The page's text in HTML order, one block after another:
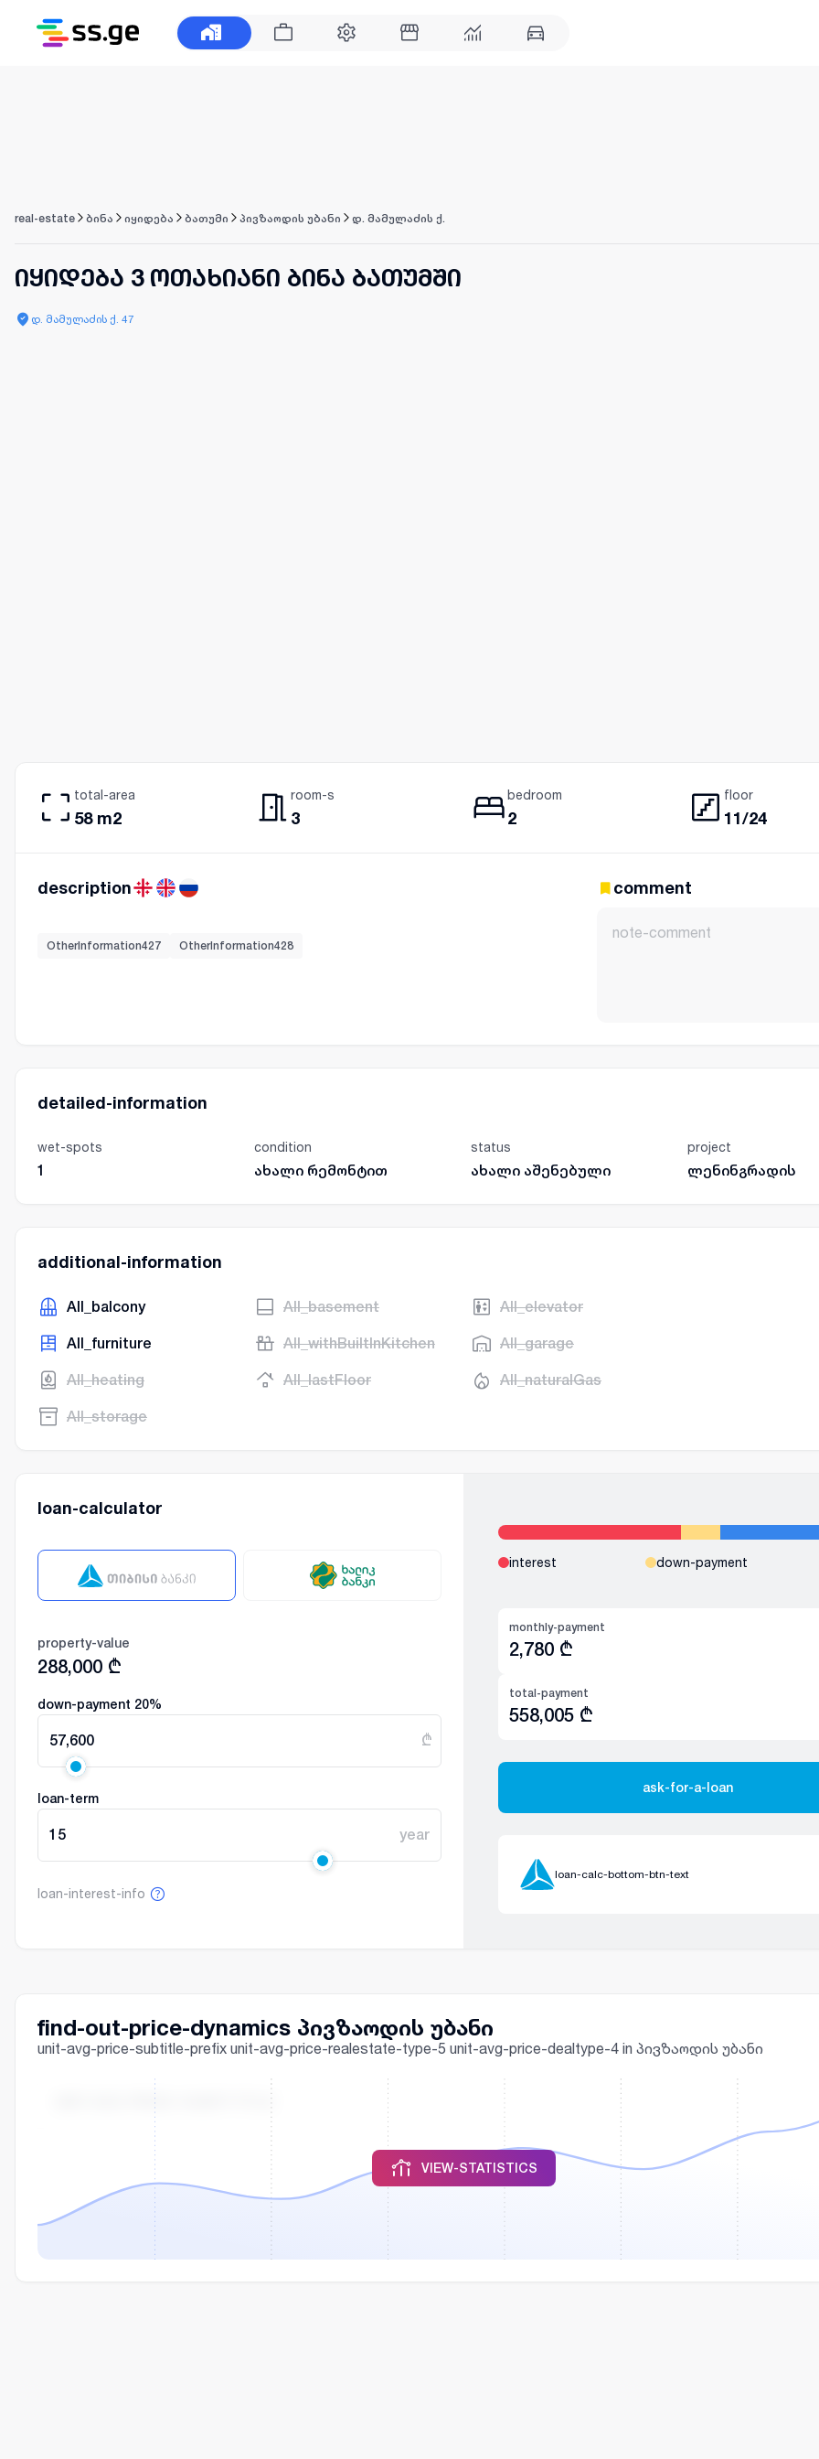
real-estate ბინა იყიდება ბათუმი პივზაოდის უბანი დ. მამულაძის ქ.
იყიდება 3 ოთახიანი ბინა ბათუმში
დ. მამულაძის ქ. 47
total-area
58 m2
room-s
3
bedroom
2
floor
11/24
description
OtherInformation427 OtherInformation428
comment
detailed-information
wet-spots
1
condition
ახალი რემონტით
status
ახალი აშენებული
project
ლენინგრადის
additional-information
AII_balcony AII_basement AII_elevator
AII_furniture AII_withBuiltInKitchen AII_garage
AII_heating AII_lastFloor AII_naturalGas
AII_storage
loan-calculator
property-value
288,000 ₾
down-payment 20%
57,600 ₾
loan-term
15 year
loan-interest-info
interest down-payment
monthly-payment
2,780 ₾
total-payment
558,005 ₾
ask-for-a-loan
loan-calc-bottom-btn-text
find-out-price-dynamics პივზაოდის უბანი
unit-avg-price-subtitle-prefix unit-avg-price-realestate-type-5 unit-avg-price-dealtype-4 in პივზაოდის უბანი
UNIT-AVG-PRICE-CHART-TITLE
VIEW-STATISTICS